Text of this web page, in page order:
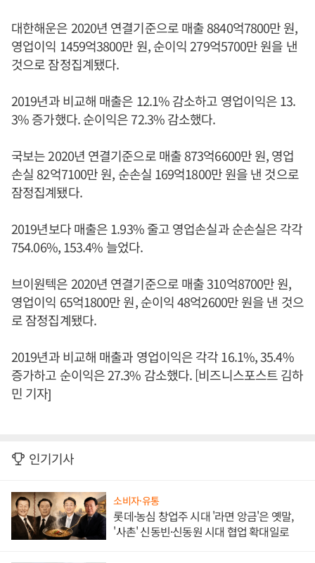
대한해운은 2020년 연결기준으로 매출 8840억7800만 원,
영업이익 1459억3800만 원, 순이익 279억5700만 원을 낸
것으로 잠정집계됐다.
2019년과 비교해 매출은 12.1% 감소하고 영업이익은 13.
3% 증가했다. 순이익은 72.3% 감소했다.
국보는 2020년 연결기준으로 매출 873억6600만 원, 영업
손실 82억7100만 원, 순손실 169억1800만 원을 낸 것으로
잠정집계됐다.
2019년보다 매출은 1.93% 줄고 영업손실과 순손실은 각각
754.06%, 153.4% 늘었다.
브이원텍은 2020년 연결기준으로 매출 310억8700만 원,
영업이익 65억1800만 원, 순이익 48억2600만 원을 낸 것으
로 잠정집계됐다.
2019년과 비교해 매출과 영업이익은 각각 16.1%, 35.4%
증가하고 순이익은 27.3% 감소했다. [비즈니스포스트 김하
민 기자]
인기기사
소비자·유통
롯데·농심 창업주 시대 '라면 앙금'은 옛말,
'사촌' 신동빈·신동원 시대 협업 확대일로